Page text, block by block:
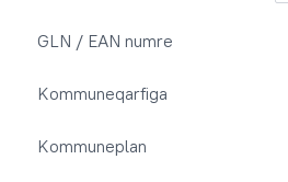
GLN / EAN numre
Kommuneqarfiga
Kommuneplan